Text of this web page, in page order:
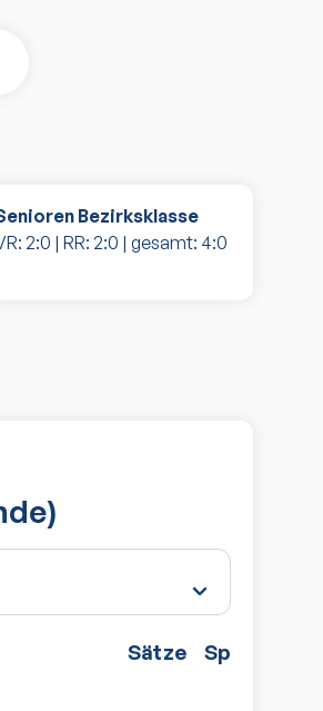
Bezirksklasse
2:0 | RR: 2:0 | gesamt: 4:0
Sätze Spiele